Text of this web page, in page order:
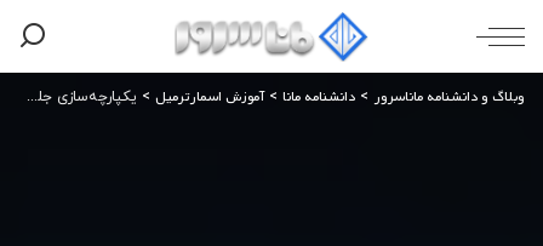
وبلاگ و دانشنامه ماناسرور > دانشنامه مانا >آموزش اسمارترمیل > یکپارچه‌سازی جلسات آنلاین SmarterMail با eM Client